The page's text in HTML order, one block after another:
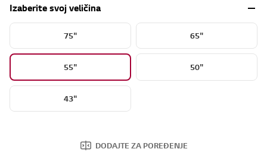
Izaberite svoj veličina
75" 65"
55" 50"
43"
DODAJTE ZA POREĐENJE